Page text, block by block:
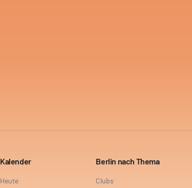
Kalender
Heute
Berlin nach Thema
Clubs